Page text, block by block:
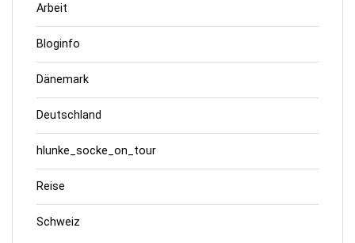
Arbeit
Bloginfo
Dänemark
Deutschland
hlunke_socke_on_tour
Reise
Schweiz